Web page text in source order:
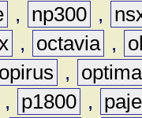
, np300 ,
, octavia ,
opirus ,
optima
, p1800 ,